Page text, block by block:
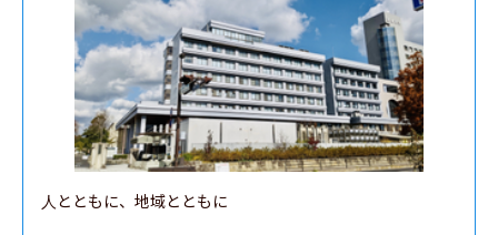
人とともに、地域とともに